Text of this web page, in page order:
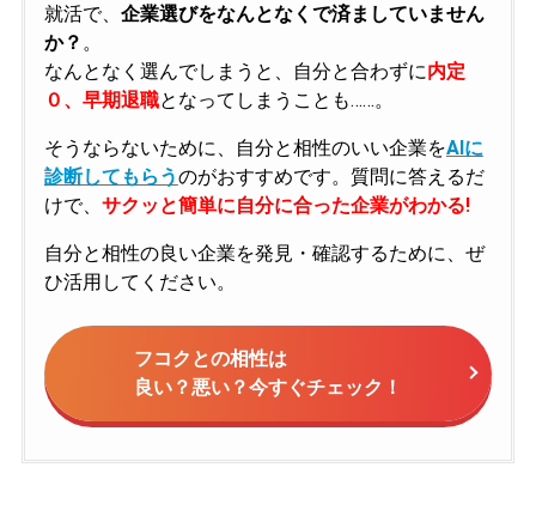
就活で、 企業選びをなんとなくで済ましていません
か？ 。
なんとなく選んでしまうと、自分と合わずに内定
０、早期退職となってしまうことも……。
そうならないために、自分と相性のいい企業をAIに
診断してもらうのがおすすめです。質問に答えるだ
けで、 サクッと簡単に自分に合った企業がわかる!
自分と相性の良い企業を発見・確認するために、ぜ
ひ活用してください。
フコクとの相性は
良い？悪い？今すぐチェック！